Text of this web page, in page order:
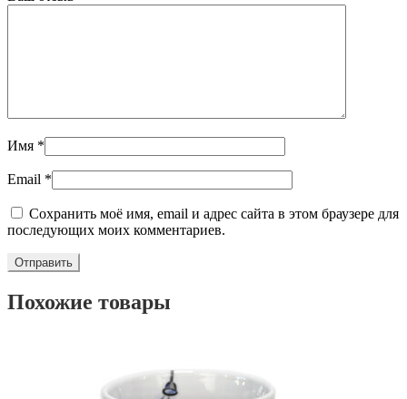
Имя *
Email *
Сохранить моё имя, email и адрес сайта в этом браузере для
последующих моих комментариев.
Похожие товары